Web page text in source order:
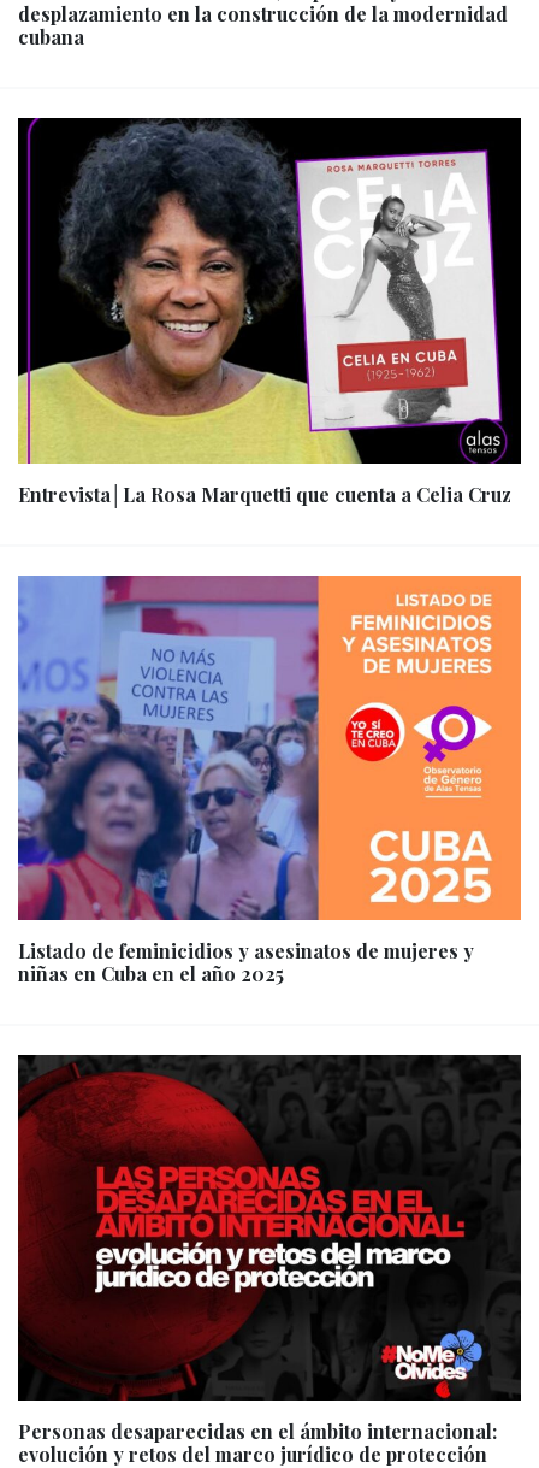
desplazamiento en la construcción de la modernidad
cubana
Entrevista│La Rosa Marquetti que cuenta a Celia Cruz
Listado de feminicidios y asesinatos de mujeres y
niñas en Cuba en el año 2025
Personas desaparecidas en el ámbito internacional:
evolución y retos del marco jurídico de protección